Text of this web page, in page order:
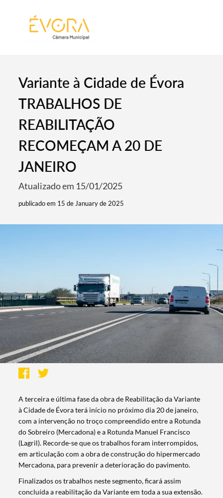
Variante à Cidade de Évora
TRABALHOS DE
REABILITAÇÃO
RECOMEÇAM A 20 DE
JANEIRO
Atualizado em 15/01/2025
publicado em 15 de January de 2025
A terceira e última fase da obra de Reabilitação da Variante
à Cidade de Évora terá início no próximo dia 20 de janeiro,
com a intervenção no troço compreendido entre a Rotunda
do Sobreiro (Mercadona) e a Rotunda Manuel Francisco
(Lagril). Recorde-se que os trabalhos foram interrompidos,
em articulação com a obra de construção do hipermercado
Mercadona, para prevenir a deterioração do pavimento.
Finalizados os trabalhos neste segmento, ficará assim
concluída a reabilitação da Variante em toda a sua extensão.